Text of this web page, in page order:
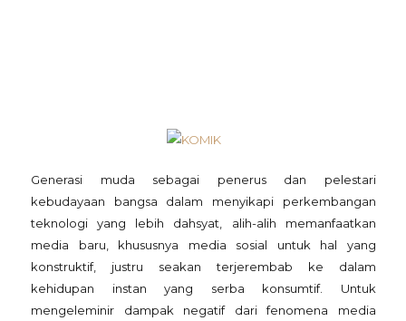
Generasi muda sebagai penerus dan pelestari
kebudayaan bangsa dalam menyikapi perkembangan
teknologi yang lebih dahsyat, alih-alih memanfaatkan
media baru, khususnya media sosial untuk hal yang
konstruktif, justru seakan terjerembab ke dalam
kehidupan instan yang serba konsumtif. Untuk
mengeleminir dampak negatif dari fenomena media